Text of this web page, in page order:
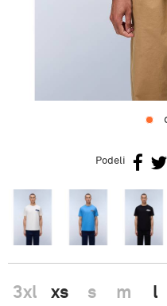
Podeli
3xl xs s m l